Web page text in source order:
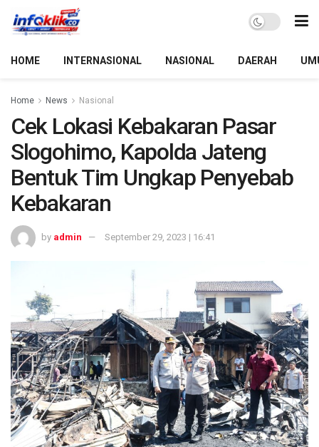
HOME INTERNASIONAL NASIONAL DAERAH
Home News Nasional
Cek Lokasi Kebakaran Pasar
Slogohimo, Kapolda Jateng
Bentuk Tim Ungkap Penyebab
Kebakaran
by admin September 29, 2023 | 16:41